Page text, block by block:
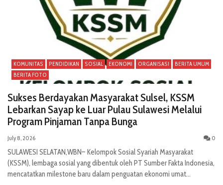
KOMUNITAS PENDIDIKAN SOSIAL EKONOMI ORGANISASI
BERITA UMUM
BERITA FOTO
Sukses Berdayakan Masyarakat Sulsel, KSSM
Lebarkan Sayap ke Luar Pulau Sulawesi Melalui
Program Pinjaman Tanpa Bunga
July 8, 2026 0
SULAWESI SELATAN,WBN– Kelompok Sosial Syariah Masyarakat
(KSSM), lembaga sosial yang dibentuk oleh PT Sumber Fakta Indonesia,
mencatatkan milestone baru dalam penguatan ekonomi umat...